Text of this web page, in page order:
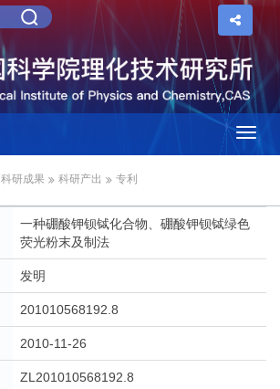
科研成果 科研产出 专利
一种硼酸钾钡铽化合物、硼酸钾钡铽绿色
荧光粉末及制法
发明
201010568192.8
2010-11-26
ZL201010568192.8